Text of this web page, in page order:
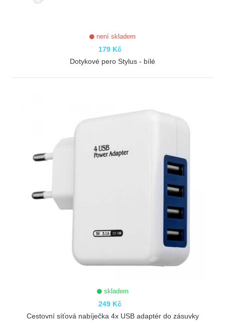
není skladem
179 Kč
Dotykové pero Stylus - bílé
skladem
249 Kč
Cestovní síťová nabíječka 4x USB adaptér do zásuvky